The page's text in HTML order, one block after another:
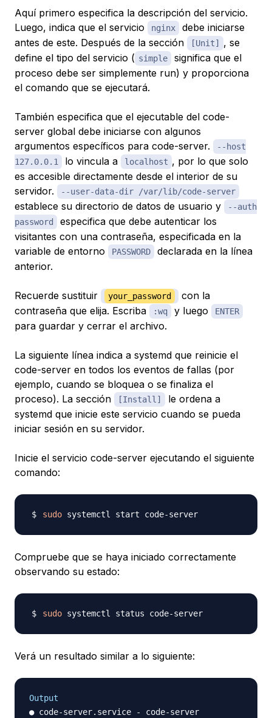
Aquí primero especifica la descripción del servicio.
Luego, indica que el servicio
nginx
debe iniciarse
antes de este. Después de la sección
[Unit]
, se
define el tipo del servicio ( simple
significa que el
proceso debe ser simplemente run) y proporciona
el comando que se ejecutará.
También especifica que el ejecutable del code-
server global debe iniciarse con algunos
argumentos específicos para code-server.
--host
127.0.0.1
lo vincula a localhost , por lo que solo
es accesible directamente desde el interior de su
servidor.
--user-data-dir /var/lib/code-server
establece su directorio de datos de usuario y
--auth
password
especifica que debe autenticar los
visitantes con una contraseña, especificada en la
variable de entorno
PASSWORD
declarada en la línea
anterior.
Recuerde sustituir your_password
con la
contraseña que elija. Escriba
:wq y luego ENTER
para guardar y cerrar el archivo.
La siguiente línea indica a systemd que reinicie el
code-server en todos los eventos de fallas (por
ejemplo, cuando se bloquea o se ​​finaliza el
proceso). La sección
[Install]
le ordena a
systemd que inicie este servicio cuando se pueda
iniciar sesión en su servidor.
Inicie el servicio code-server ejecutando el siguiente
comando:
sudo
Compruebe que se haya iniciado correctamente
observando su estado:
sudo
Verá un resultado similar a lo siguiente:
Output
● code-server.service - code-server